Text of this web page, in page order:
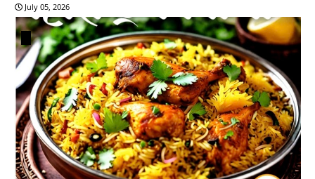
July 05, 2026